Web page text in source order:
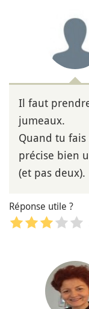
Il faut
jumeaux.
Quand tu
précise bien
(et pas deux).
Réponse utile ?